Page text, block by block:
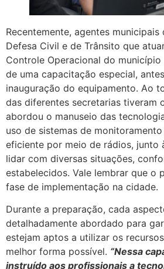
Recentemente, agentes municipais
Defesa Civil e de Trânsito que
Controle Operacional do
de uma capacitação especial,
inauguração do equipamento. Ao
das diferentes secretarias tiveram
abordou o manuseio das
uso de sistemas de
eficiente por meio de rádios, junto
lidar com diversas situações,
estabelecidos. Vale lembrar que o
fase de implementação na cidade.
Durante a preparação, cada
detalhadamente abordado para
estejam aptos a utilizar os
melhor forma possível. “Nessa
instruído aos profissionais a